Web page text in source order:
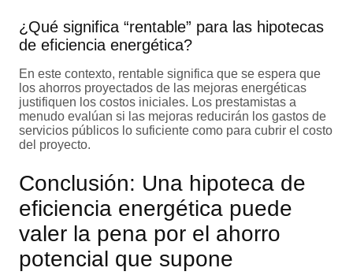
¿Qué significa “rentable” para las hipotecas
de eficiencia energética?
En este contexto, rentable significa que se espera que
los ahorros proyectados de las mejoras energéticas
justifiquen los costos iniciales. Los prestamistas a
menudo evalúan si las mejoras reducirán los gastos de
servicios públicos lo suficiente como para cubrir el costo
del proyecto.
Conclusión: Una hipoteca de
eficiencia energética puede
valer la pena por el ahorro
potencial que supone